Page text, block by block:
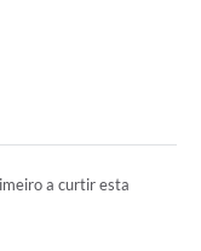
a curtir esta